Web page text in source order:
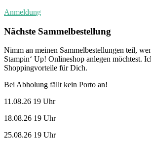
Anmeldung
Nächste Sammelbestellung
Nimm an meinen Sammelbestellungen teil,
Stampin‘ Up! Onlineshop anlegen möchtest.
Shoppingvorteile für Dich.
Bei Abholung fällt kein Porto an!
11.08.26 19 Uhr
18.08.26 19 Uhr
25.08.26 19 Uhr